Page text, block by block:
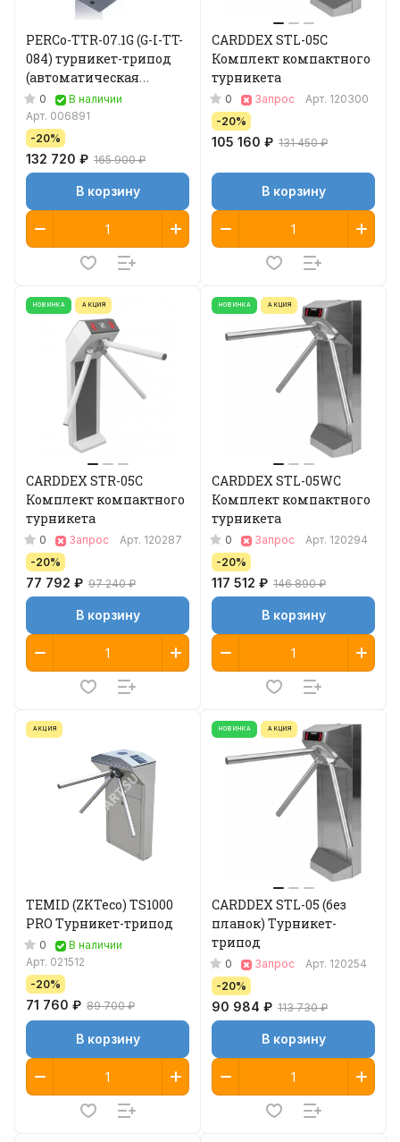
PERCo-TTR-07.1G (G-I-TT-
084) турникет-трипод
(автоматическая
Антипаника)
0
В наличии
Арт. 006891
-20%
132 720 ₽ 165 900 ₽
В корзину
CARDDEX STL-05C
Комплект компактного
турникета
0 Запрос Арт. 120300
-20%
105 160 ₽ 131 450 ₽
В корзину
НОВИНКА АКЦИЯ
CARDDEX STR-05C
Комплект компактного
турникета
0 Запрос Арт. 120287
-20%
77 792 ₽ 97 240 ₽
В корзину
НОВИНКА АКЦИЯ
CARDDEX STL-05WС
Комплект компактного
турникета
0 Запрос Арт. 120294
-20%
117 512 ₽ 146 890 ₽
В корзину
АКЦИЯ
TEMID (ZKTeco) TS1000
PRO Турникет-трипод
0
В наличии
Арт. 021512
-20%
71 760 ₽ 89 700 ₽
В корзину
НОВИНКА АКЦИЯ
CARDDEX STL-05 (без
планок) Турникет-
трипод
0 Запрос Арт. 120254
-20%
90 984 ₽ 113 730 ₽
В корзину